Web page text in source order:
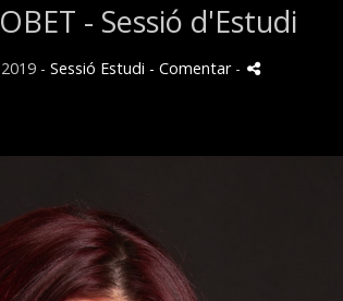
- Sessió d'Estudi
- Sessió Estudi - Comentar -